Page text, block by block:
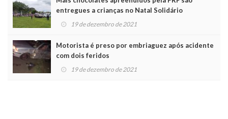
entregues a crianças no Natal Solidário
19 de dezembro de 2021
Motorista é preso por embriaguez após acidente
com dois feridos
19 de dezembro de 2021